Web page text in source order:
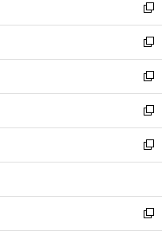
く
で
開
く
ド
ウ
で
開
く
ィ
ン
ド
ウ
で
開
く
い
ウ
ィ
ン
ド
ウ
で
開
く
新
し
い
ウ
ィ
ン
ド
ウ
で
開
新
し
い
ウ
ィ
ン
ド
ウ
開
く
新
し
い
ウ
ィ
ン
ウ
で
開
新
し
い
ウ
ン
ド
ウ
新
し
ウ
ィ
ン
新
し